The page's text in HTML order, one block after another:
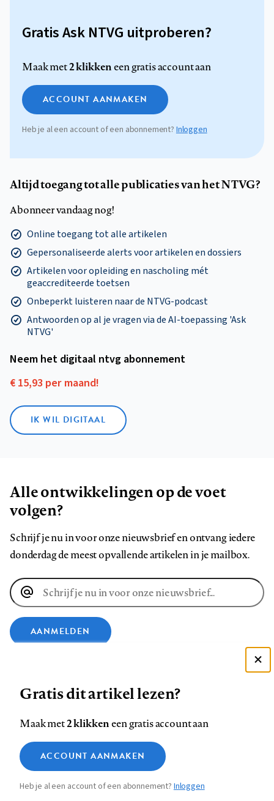
Gratis Ask NTVG uitproberen?
Maak met2 klikkeneen gratis account aan
ACCOUNT AANMAKEN
Heb je al een account of een abonnement?Inloggen
Altijd toegang tot alle publicaties van het NTVG?
Abonneer vandaag nog!
Online toegang tot alle artikelen
Gepersonaliseerde alerts voor artikelen en dossiers
Artikelen voor opleiding en nascholing mét
geaccrediteerde toetsen
Onbeperkt luisteren naar de NTVG-podcast
Antwoorden op al je vragen via de AI-toepassing 'Ask
NTVG'
Neem het digitaal ntvg abonnement
€ 15,93 per maand!
IK WIL DIGITAAL
Alle ontwikkelingen op de voet
volgen?
Schrijf je nu in voor onze nieuwsbrief en ontvang iedere
donderdag de meest opvallende artikelen in je mailbox.
E-
mailadres
AANMELDEN
ons
op
Facebook
ons
ons
ons
Instagram
ons
op
YouTube
ons
Footer
navigation
Contact Colofon Disclaimer Privacy
Medische vragen verdienen
betrouwbare antwoorden
Gratis dit artikel lezen?
Maak met2 klikkeneen gratis account aan
ACCOUNT AANMAKEN
Heb je al een account of een abonnement?Inloggen
Zie onze cookie policy
Analytische cookies
Marketing cookies